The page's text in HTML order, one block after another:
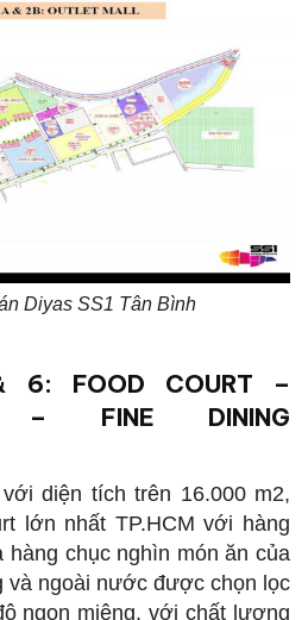
Diyas SS1 Tân Bình
6: FOOD COURT –
– FINE DINING
diện tích trên 16.000 m2,
lớn nhất TP.HCM với hàng
chục nghìn món ăn của
và ngoài nước được chọn lọc
ngon miệng, với chất lượng